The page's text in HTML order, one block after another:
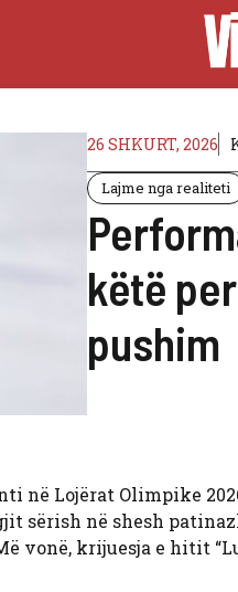
26 SHKURT, 2026
Lajme nga realiteti
këtë
pushim
në Lojërat Olimpike
sërish në shesh
vonë, krijuesja e hitit